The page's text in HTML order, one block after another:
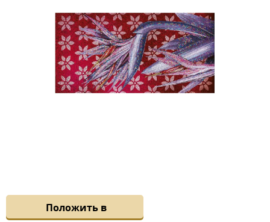
Положить в